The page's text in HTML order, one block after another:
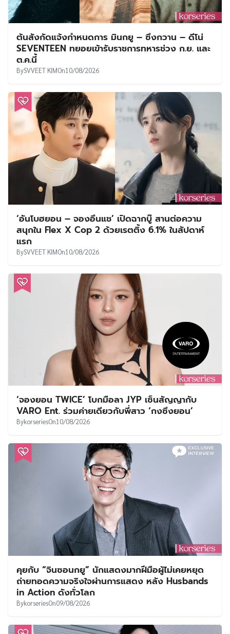
ต้นสังกัดแจ้งกำหนดการ มินกยู – ซึงกวาน – ดีโน่
SEVENTEEN ทยอยเข้ารับราชการทหารช่วง ก.ย. และ
ต.ค.นี้
BySVVEET KIMOn10/08/2026
‘อันโบฮยอน – จองอึนแช’ เปิดฉากบู๊ สานต่อความ
สนุกใน Flex X Cop 2 ด้วยเรตติ้ง 6.1% ในสัปดาห์
แรก
BySVVEET KIMOn10/08/2026
‘จองยอน TWICE’ โบกมือลา JYP เซ็นสัญญากับ
VARO Ent. ร่วมค่ายเดียวกับพี่สาว ‘กงซึงยอน’
BykorseriesOn10/08/2026
คุยกับ “จินซอนกยู” นักแสดงมากฝีมือผู้ไม่เคยหยุด
ถ่ายทอดความจริงใจผ่านการแสดง หลัง Husbands
in Action ดังทั่วโลก
BykorseriesOn09/08/2026